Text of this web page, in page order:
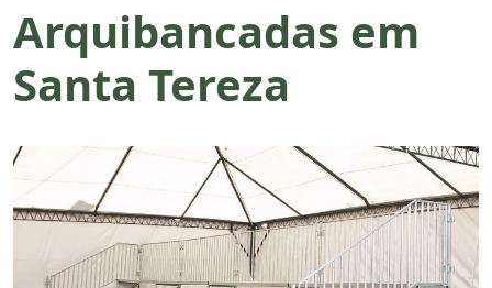
Arquibancadas em
Santa Tereza